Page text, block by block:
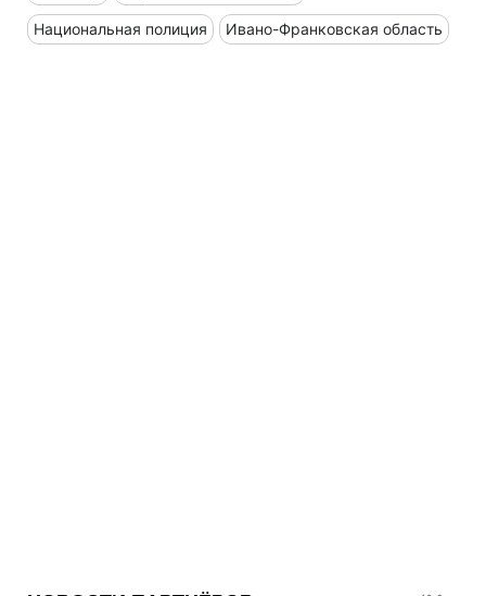
Национальная полиция Ивано-Франковская область